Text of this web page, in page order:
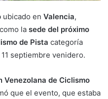
ubicado en Valencia,
la sede del próximo
de Pista categoría
septiembre venidero.
Venezolana de Ciclismo
que el evento, que estaba